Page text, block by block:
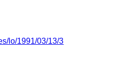
lo/1991/03/13/3